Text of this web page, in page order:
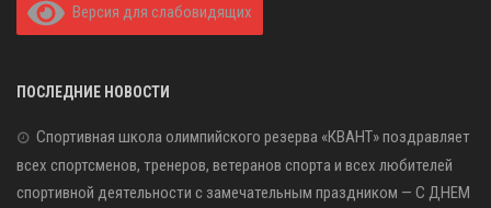
Версия для слабовидящих
ПОСЛЕДНИЕ НОВОСТИ
Спортивная школа олимпийского резерва «КВАНТ» поздравляет
всех спортсменов, тренеров, ветеранов спорта и всех любителей
спортивной деятельности с замечательным праздником — С ДНЕМ